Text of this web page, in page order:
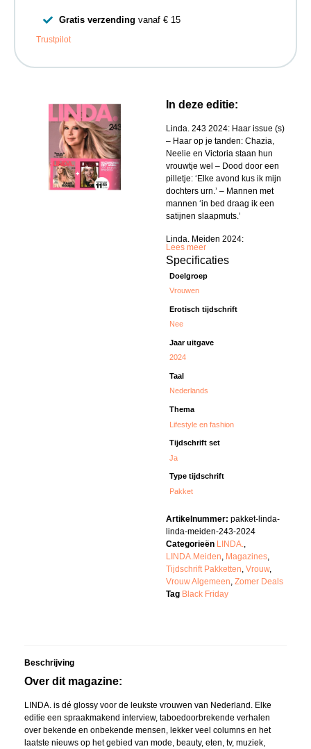
In deze editie:
Linda. 243 2024: Haar issue (s)
– Haar op je tanden: Chazia,
Neelie en Victoria staan hun
vrouwtje wel – Dood door een
pilletje: ‘Elke avond kus ik mijn
dochters urn.’ – Mannen met
mannen ‘in bed draag ik een
satijnen slaapmuts.’
Linda. Meiden 2024:
Lees meer
Specificaties
Doelgroep
Vrouwen
Erotisch tijdschrift
Nee
Jaar uitgave
2024
Taal
Nederlands
Thema
Lifestyle en fashion
Tijdschrift set
Ja
Type tijdschrift
Pakket
Artikelnummer: pakket-linda-
linda-meiden-243-2024
Categorieën LINDA.
LINDA.Meiden Magazines
Tijdschrift Pakketten Vrouw,
Vrouw Algemeen Zomer Deals
Tag Black Friday
Beschrijving
Over dit magazine:
LINDA. is dé glossy voor de leukste vrouwen van Nederland. Elke
editie een spraakmakend interview, taboedoorbrekende verhalen
over bekende en onbekende mensen, lekker veel columns en het
laatste nieuws op het gebied van mode, beauty, eten, tv, muziek,
Gratis verzending vanaf € 15
Trustpilot